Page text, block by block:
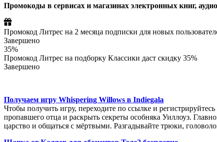
Промокоды в сервисах и магазинах электронных книг,
Промокод Литрес на 2 месяца подписки для новых
Завершено
35%
Промокод Литрес на подборку Классики даст скидку 35%
Завершено
Получаем игру Whispering Willows в Indiegala
Чтобы получить игру, переходите по ссылке и
пропавшего отца и раскрыть секреты особняка Уиллоуз.
царство и общаться с мёртвыми. Разгадывайте трюки,